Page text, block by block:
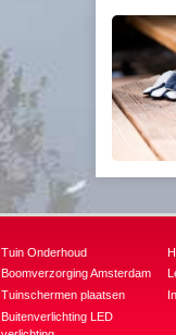
Tuin Onderhoud
Boomverzorging Amsterdam
Tuinschermen plaatsen
Buitenverlichting LED